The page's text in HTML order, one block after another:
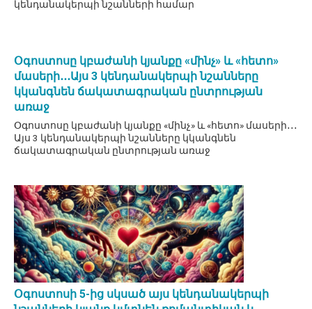
կենդանակերպի նշանների համար
Օգոստոսը կբաժանի կյանքը «մինչ» և «հետո»
մասերի․․․Այս 3 կենդանակերպի նշանները
կկանգնեն ճակատագրական ընտրության
առաջ
Օգոստոսը կբաժանի կյանքը «մինչ» և «հետո» մասերի․․․
Այս 3 կենդանակերպի նշանները կկանգնեն
ճակատագրական ընտրության առաջ
Օգոստոսի 5-ից սկսած այս կենդանակերպի